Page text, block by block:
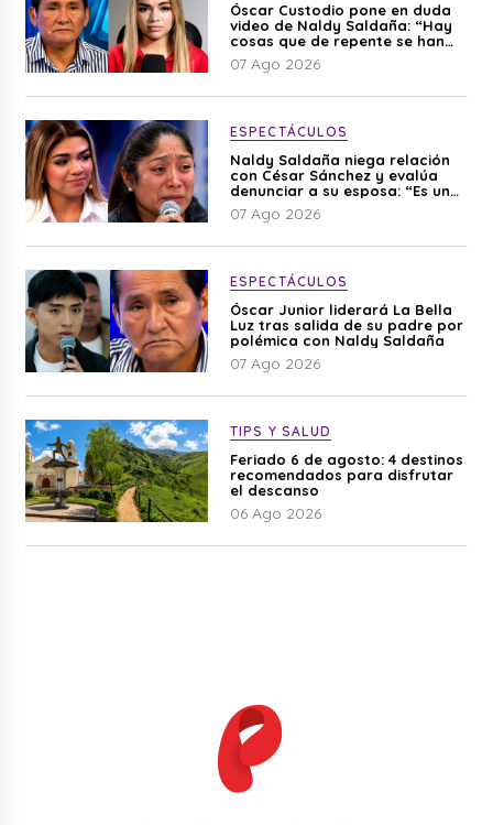
Óscar Custodio pone en duda
video de Naldy Saldaña: “Hay
cosas que de repente se han
editado”
07 Ago 2026
ESPECTÁCULOS
Naldy Saldaña niega relación
con César Sánchez y evalúa
denunciar a su esposa: “Es una
difamación”
07 Ago 2026
ESPECTÁCULOS
Óscar Junior liderará La Bella
Luz tras salida de su padre por
polémica con Naldy Saldaña
07 Ago 2026
TIPS Y SALUD
Feriado 6 de agosto: 4 destinos
recomendados para disfrutar
el descanso
06 Ago 2026